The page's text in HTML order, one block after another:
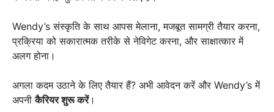
Wendy’s संस्कृति के साथ आपस मेलाना, मजबूत सामग्री तैयार करना,
प्रक्रिया को सकारात्मक तरीके से नेविगेट करना, और साक्षात्कार में
अलग होना।
अगला कदम उठाने के लिए तैयार हैं? अभी आवेदन करें और Wendy’s में
अपनीकैरियर शुरू करें।